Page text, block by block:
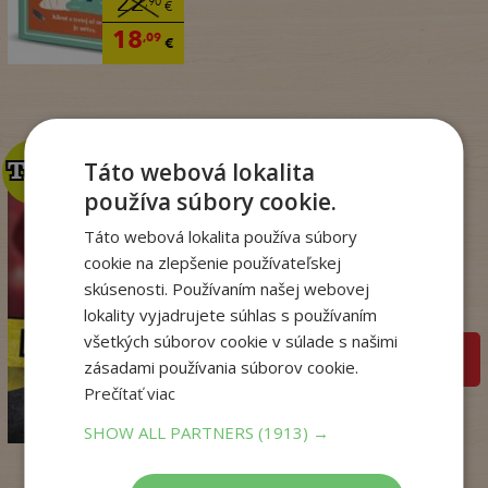
22,90€
18,09€
17 ,95
TOP
TOP
Krv sa stane zábavou
(Dominik Dán 42)
Dominik Dán
Na sklade
pridať do košíka
Táto webová lokalita
používa súbory cookie.
Táto webová lokalita používa súbory
cookie na zlepšenie používateľskej
skúsenosti. Používaním našej webovej
lokality vyjadrujete súhlas s používaním
všetkých súborov cookie v súlade s našimi
zásadami používania súborov cookie.
Prečítať viac
SHOW ALL PARTNERS(1913) →